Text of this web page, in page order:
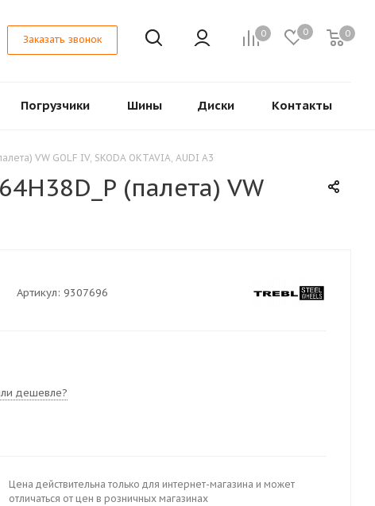
0 0 0
Заказать звонок
Погрузчики Шины Диски Контакты
VW GOLF IV, SKODA OKTAVIA, AUDI A3
(палета) VW
Артикул: 9307696
дешевле?
Цена действительна только для интернет-магазина и может
отличаться от цен в розничных магазинах